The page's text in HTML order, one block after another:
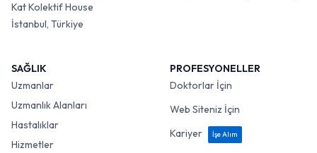
Kat Kolektif House
İstanbul, Türkiye
SAĞLIK
Uzmanlar
Uzmanlık Alanları
Hastalıklar
Hizmetler
PROFESYONELLER
Doktorlar İçin
Web Siteniz İçin
Kariyer
İşe Alım